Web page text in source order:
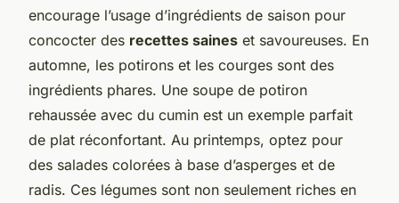
encourage l’usage d’ingrédients de saison pour
concocter des recettes saines et savoureuses. En
automne, les potirons et les courges sont des
ingrédients phares. Une soupe de potiron
rehaussée avec du cumin est un exemple parfait
de plat réconfortant. Au printemps, optez pour
des salades colorées à base d’asperges et de
radis. Ces légumes sont non seulement riches en